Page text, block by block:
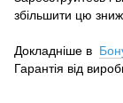
збільшити цю
Докладніше в
Гарантія від